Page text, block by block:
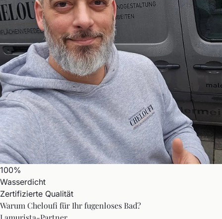
100%
Wasserdicht
Zertifizierte Qualität
Warum Cheloufi für Ihr fugenloses Bad?